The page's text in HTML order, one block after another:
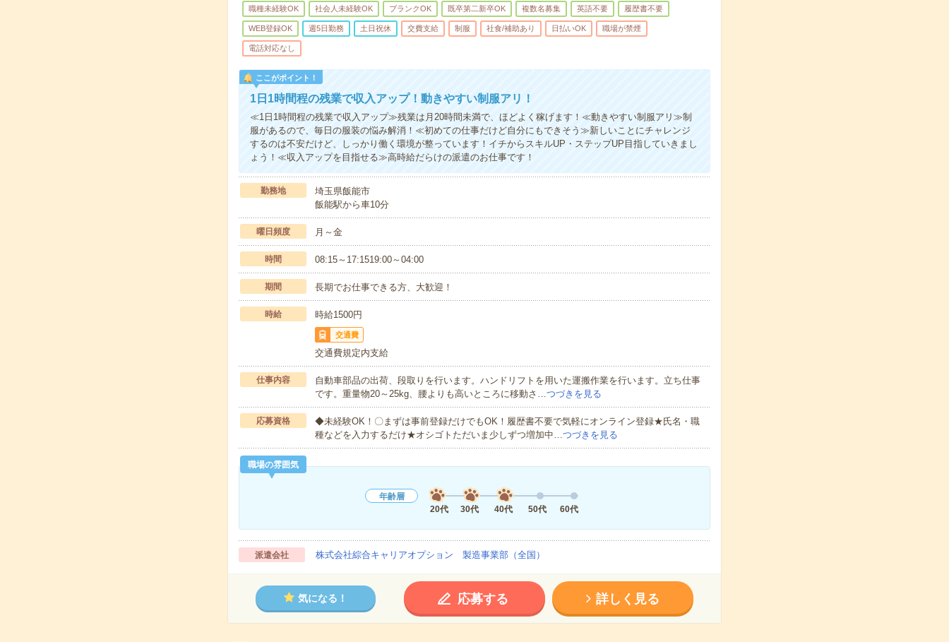
職種未経験OK 社会人未経験OK ブランクOK 既卒第二新卒OK 複数名募集 英語不要 履歴書不要
WEB登録OK 週5日勤務 土日祝休 交費支給 制服 社食/補助あり 日払いOK 職場が禁煙
電話対応なし
ここがポイント！
1日1時間程の残業で収入アップ！動きやすい制服アリ！
≪1日1時間程の残業で収入アップ≫残業は月20時間未満で、ほどよく稼げます！≪動きやすい制服アリ≫制
服があるので、毎日の服装の悩み解消！≪初めての仕事だけど自分にもできそう≫新しいことにチャレンジ
するのは不安だけど、しっかり働く環境が整っています！イチからスキルUP・ステップUP目指していきまし
ょう！≪収入アップを目指せる≫高時給だらけの派遣のお仕事です！
勤務地
埼玉県飯能市
飯能駅から車10分
曜日頻度 月～金
時間 08:15～17:1519:00～04:00
期間 長期でお仕事できる方、大歓迎！
時給 時給1500円
交通費
交通費規定内支給
仕事内容
自動車部品の出荷、段取りを行います。ハンドリフトを用いた運搬作業を行います。立ち仕事
です。重量物20～25kg、腰よりも高いところに移動さ…つづきを見る
応募資格
◆未経験OK！〇まずは事前登録だけでもOK！履歴書不要で気軽にオンライン登録★氏名・職
種などを入力するだけ★オシゴトただいま少しずつ増加中…つづきを見る
職場の雰囲気
年齢層
20代
30代 40代 50代 60代
派遣会社 株式会社綜合キャリアオプション 製造事業部（全国）
気になる！ 応募する 詳しく見る